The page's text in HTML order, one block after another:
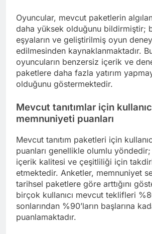
Oyuncular, mevcut paketlerin
daha yüksek olduğunu bildirmiştir;
eşyaların ve geliştirilmiş oyun
edilmesinden kaynaklanmaktadır.
oyuncuların benzersiz içerik ve
paketlere daha fazla yatırım
olduğunu göstermektedir.
Mevcut tanıtımlar için
memnuniyeti puanları
Mevcut tanıtım paketleri için
puanları genellikle olumlu
içerik kalitesi ve çeşitliliği için
etmektedir. Anketler, memnuniyet
tarihsel paketlere göre arttığını
birçok kullanıcı mevcut teklifleri
sonlarından %90’ların başlarına
puanlamaktadır.